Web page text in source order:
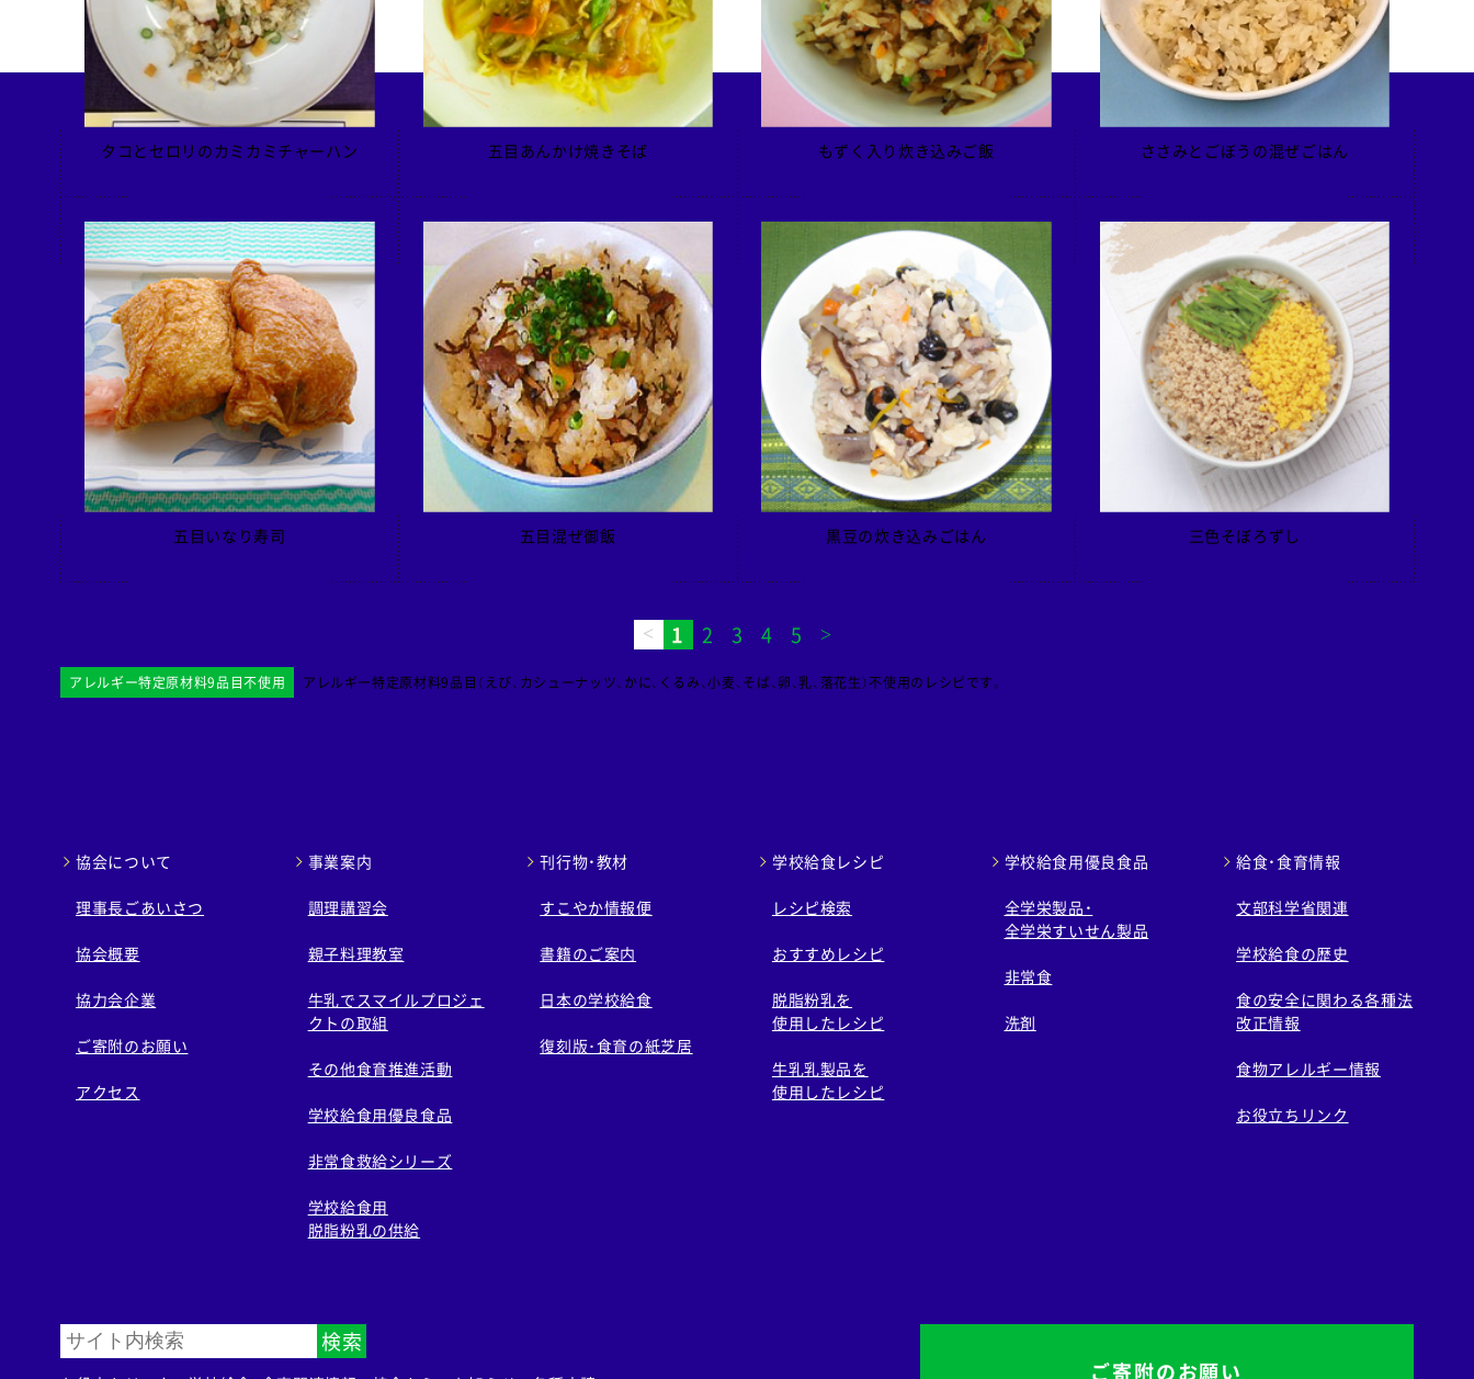
タコとセロリのカミカミチャーハン 五目あんかけ焼きそば もずく入り炊き込みご飯 ささみとごぼうの混ぜごはん
五目いなり寿司 五目混ぜ御飯 黒豆の炊き込みごはん 三色そぼろずし
1 2 3 4 5
アレルギー特定原材料9品目不使用 アレルギー特定原材料9品目（えび、カシューナッツ、かに、くるみ、小麦、そば、卵、乳、落花生）不使用のレシピです。
協会について
理事長ごあいさつ
協会概要
協力会企業
ご寄附のお願い
アクセス
事業案内
調理講習会
親子料理教室
牛乳でスマイルプロジェ
クトの取組
その他食育推進活動
学校給食用優良食品
非常食救給シリーズ
学校給食用
脱脂粉乳の供給
刊行物・教材
すこやか情報便
書籍のご案内
日本の学校給食
復刻版･食育の紙芝居
学校給食レシピ
レシピ検索
おすすめレシピ
脱脂粉乳を
使用したレシピ
牛乳乳製品を
使用したレシピ
学校給食用優良食品
全学栄製品・
全学栄すいせん製品
非常食
洗剤
給食・食育情報
文部科学省関連
学校給食の歴史
食の安全に関わる各種法
改正情報
食物アレルギー情報
お役立ちリンク
検索
ご寄附のお願い